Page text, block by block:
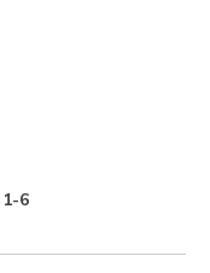
1-6